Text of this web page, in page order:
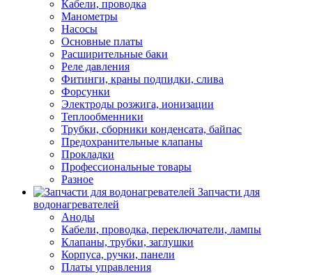
Кабели, проводка
Манометры
Насосы
Основные платы
Расширительные баки
Реле давления
Фитинги, краны подпидки, слива
Форсунки
Электроды розжига, ионизации
Теплообменники
Трубки, сборники конденсата, байпас
Предохранительные клапаны
Прокладки
Профессиональные товары
Разное
Запчасти для
водонагревателей
Аноды
Кабели, проводка, переключатели, лампы
Клапаны, трубки, заглушки
Корпуса, ручки, панели
Платы управления